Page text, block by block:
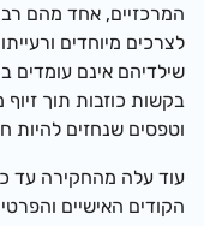
המרכזיים, אחד מהם רב
לצרכים מיוחדים ורעייתו
שילדיהם אינם עומדים
בקשות כוזבות תוך זיוף
וטפסים שנחזים להיות
עוד עלה מהחקירה עד כה
הקודים האישיים